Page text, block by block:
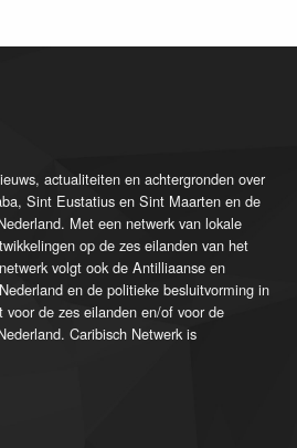
actualiteiten en achtergronden over
Sint Eustatius en Sint Maarten en de
Met een netwerk van lokale
op de zes eilanden van het
volgt ook de Antilliaanse en
en de politieke besluitvorming in
de zes eilanden en/of voor de
Caribisch Netwerk is